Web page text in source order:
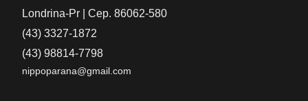
Londrina-Pr | Cep. 86062-580
(43) 3327-1872
(43) 98814-7798
nippoparana@gmail.com